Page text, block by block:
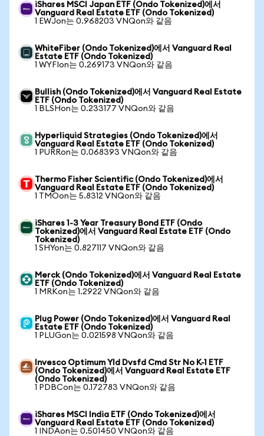
iShares MSCI Japan ETF (Ondo Tokenized)에서
Vanguard Real Estate ETF (Ondo Tokenized)
1 EWJon는 0.968203 VNQon와 같음
WhiteFiber (Ondo Tokenized)에서 Vanguard Real
Estate ETF (Ondo Tokenized)
1 WYFIon는 0.269173 VNQon와 같음
Bullish (Ondo Tokenized)에서 Vanguard Real Estate
ETF (Ondo Tokenized)
1 BLSHon는 0.233177 VNQon와 같음
Hyperliquid Strategies (Ondo Tokenized)에서
Vanguard Real Estate ETF (Ondo Tokenized)
1 PURRon는 0.068393 VNQon와 같음
Thermo Fisher Scientific (Ondo Tokenized)에서
Vanguard Real Estate ETF (Ondo Tokenized)
1 TMOon는 5.8312 VNQon와 같음
iShares 1-3 Year Treasury Bond ETF (Ondo
Tokenized)에서 Vanguard Real Estate ETF (Ondo
Tokenized)
1 SHYon는 0.827117 VNQon와 같음
Merck (Ondo Tokenized)에서 Vanguard Real Estate
ETF (Ondo Tokenized)
1 MRKon는 1.2922 VNQon와 같음
Plug Power (Ondo Tokenized)에서 Vanguard Real
Estate ETF (Ondo Tokenized)
1 PLUGon는 0.021598 VNQon와 같음
Invesco Optimum Yld Dvsfd Cmd Str No K-1 ETF
(Ondo Tokenized)에서 Vanguard Real Estate ETF
(Ondo Tokenized)
1 PDBCon는 0.172783 VNQon와 같음
iShares MSCI India ETF (Ondo Tokenized)에서
Vanguard Real Estate ETF (Ondo Tokenized)
1 INDAon는 0.501450 VNQon와 같음